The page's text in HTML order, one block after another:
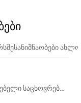
დასასვენებელი საცხოვრებლები